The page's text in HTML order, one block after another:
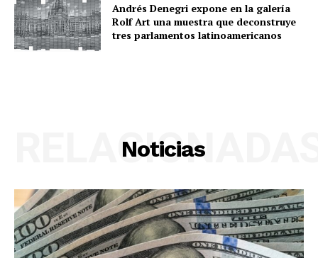
Andrés Denegri expone en la galería
Rolf Art una muestra que deconstruye
tres parlamentos latinoamericanos
Noticias